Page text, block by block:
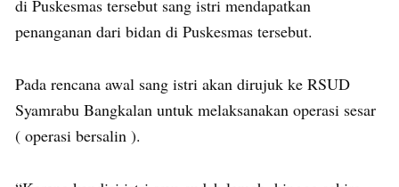
di Puskesmas tersebut sang istri mendapatkan
penanganan dari bidan di Puskesmas tersebut.
Pada rencana awal sang istri akan dirujuk ke RSUD
Syamrabu Bangkalan untuk melaksanakan operasi sesar
( operasi bersalin ).